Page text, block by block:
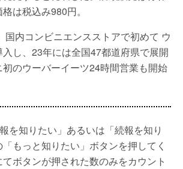
は税込み980円。
国内コンビニエンスストアで初めて ウ
し、23年には全国47都道府県で展開
のウーバーイーツ24時間営業も開始
を知りたい」あるいは「続報を知り
もっと知りたい」ボタンを押してく
ボタンが押された数のみをカウント